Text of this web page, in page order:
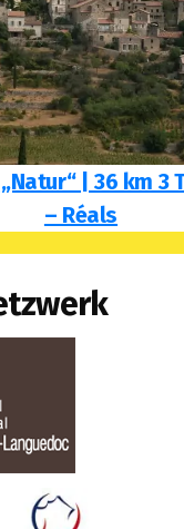
| 36 km 3
– Réals